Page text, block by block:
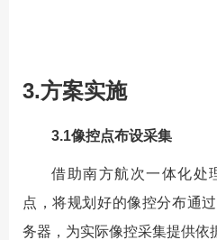
3.方案实施
3.1像控点布设采集
借助南方航次一体化处
点，将规划好的像控分布通
务器，为实际像控采集提供依